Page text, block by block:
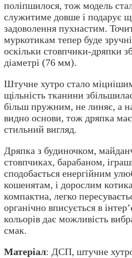
поліпшилося, тож модель
служитиме довше і подарує
задоволення пухнастим.
муркотикам тепер буде
оскільки стовпчики-дряпки
діаметрі (76 мм).
Штучне хутро стало
щільність тканини
більш пружним, не линяє, а
видно основи, тож дряпка
стильний вигляд.
Дряпка з будиночком,
стовпчиках, барабаном,
сподобається енергійним
кошенятам, і дорослим
компактна, легко
органічно вписується в
кольорів дає можливість
смак.
Матеріал: ДСП, штучне